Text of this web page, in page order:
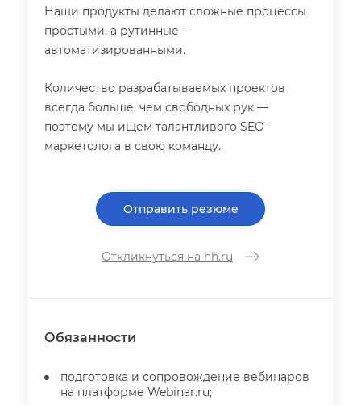
Наши продукты делают сложные процессы
простыми, а рутинные —
автоматизированными.
Количество разрабатываемых проекто
сегда больше, чем свободных рук —
поэтому мы ищем талантливого SEO-
маркетолога в свою команду.
Отправить резюме
Откликнуться на hh.ru
Обязанности
подготовка и сопровождение вебинаро
на платформе Webinar.ru;